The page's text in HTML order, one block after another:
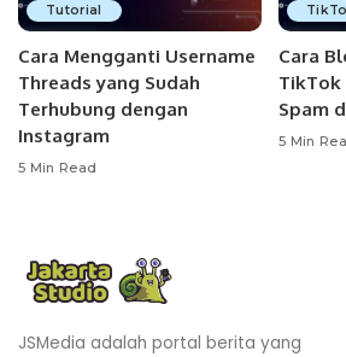
Tutorial
Cara Mengganti Username
Threads yang Sudah
Terhubung dengan
Instagram
5 Min Read
Cara
TikTok
Spam
5 Min
JSMedia adalah portal berita yang